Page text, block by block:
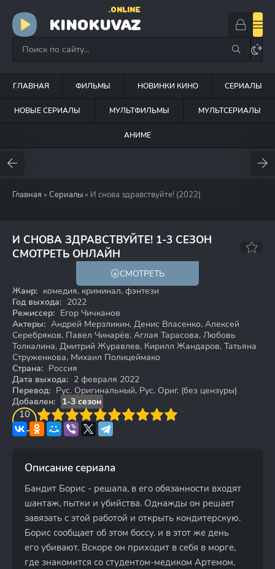
KINOKUVAZ
.ONLINE
ГЛАВНАЯ ФИЛЬМЫ НОВИНКИ КИНО СЕРИАЛЫ
НОВЫЕ СЕРИАЛЫ МУЛЬТФИЛЬМЫ МУЛЬТСЕРИАЛЫ
АНИМЕ
Главная » Сериалы » И снова здравствуйте! (2022)
И СНОВА ЗДРАВСТВУЙТЕ! 1-3 СЕЗОН
СМОТРЕТЬ ОНЛАЙН
7.7
СМОТРЕТЬ
Жанр: комедия, криминал, фэнтези
Год выхода: 2022
Режиссер: Егор Чичканов
Актеры: Андрей Мерзликин, Денис Власенко, Алексей
Серебряков, Павел Чинарёв, Аглая Тарасова, Любовь
Толкалина, Дмитрий Журавлев, Кирилл Жандаров, Татьяна
Струженкова, Михаил Полицеймако
Страна: Россия
Дата выхода: 2 февраля 2022
Перевод: Рус. Оригинальный, Рус. Ориг. (без цензуры)
Добавлен:
1-3 сезон
10
4 5 6 7 8 9 10
Описание сериала
Бандит Борис - решала, в его обязанности входят
шантаж, пытки и убийства. Однажды он решает
завязать с этой работой и открыть кондитерскую.
Борис сообщает об этом боссу, и в этот же день
его убивают. Вскоре он приходит в себя в морге,
где знакомится со студентом-медиком Артемом,